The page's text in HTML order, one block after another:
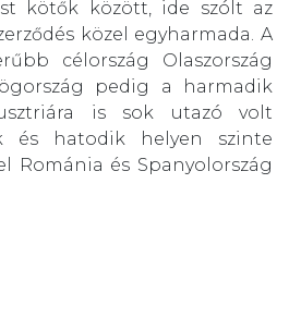
kötők között, ide szólt az
közel egyharmada. A
célország Olaszország
pedig a harmadik
is sok utazó volt
és hatodik helyen szinte
Románia és Spanyolország